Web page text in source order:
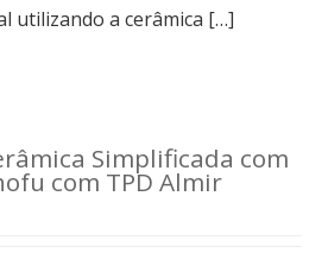
utilizando a cerâmica […]
Simplificada com
com TPD Almir